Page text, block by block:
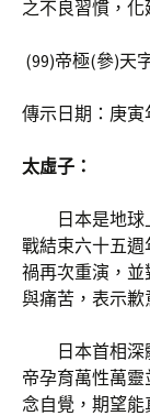
之不良習慣，
(99)帝極(參)天
傳示日期：庚
太虛子：
日本是地球
戰結束六十五
禍再次重演，
與痛苦，表示歉
日本首相深
帝孕育萬性萬
念自覺，期望